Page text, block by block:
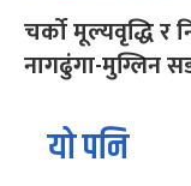
चर्को मूल्यवृद्धि र
नागढुंगा-मुग्लिन
यो पनि